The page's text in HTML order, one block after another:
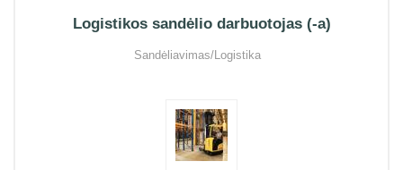
Logistikos sandėlio darbuotojas (-a)
Sandėliavimas/Logistika